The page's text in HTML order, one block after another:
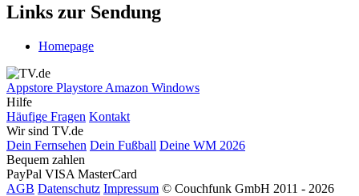
Links zur Sendung
Homepage
Appstore Playstore Amazon Windows
Hilfe
Häufige Fragen Kontakt
Wir sind TV.de
Dein Fernsehen Dein Fußball Deine WM 2026
Bequem zahlen
PayPal VISA MasterCard
AGB Datenschutz Impressum © Couchfunk GmbH 2011 - 2026